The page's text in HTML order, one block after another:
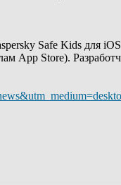
Safe Kids для
App Store).